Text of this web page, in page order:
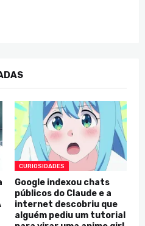
CURIOSIDADES
Google indexou chats
públicos do Claude e a
internet descobriu que
alguém pediu um tutorial